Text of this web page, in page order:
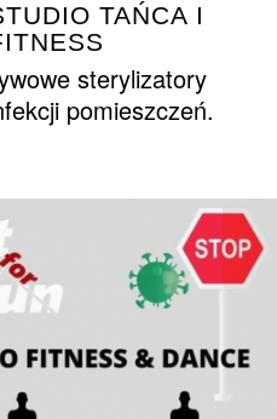
TAŃCA I
sterylizatory
pomieszczeń.